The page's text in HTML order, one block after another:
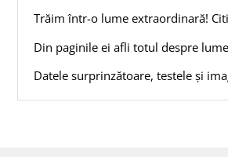
Trăim într-o lume extraordinară!
Din paginile ei afli totul despre
Datele surprinzătoare, testele și